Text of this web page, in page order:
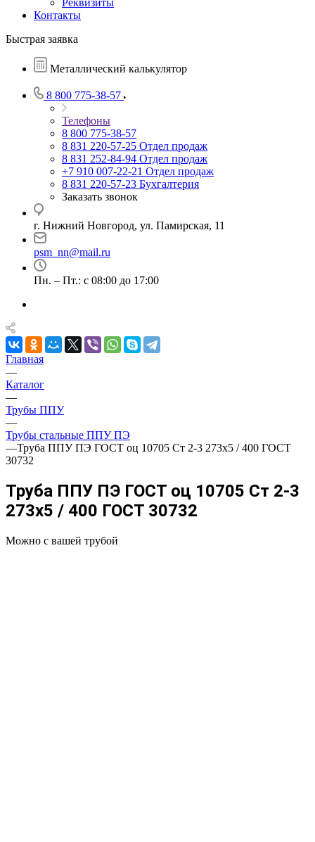
Реквизиты
Контакты
Быстрая заявка
Металлический калькулятор
8 800 775-38-57
Телефоны
8 800 775-38-57
8 831 220-57-25 Отдел продаж
8 831 252-84-94 Отдел продаж
+7 910 007-22-21 Отдел продаж
8 831 220-57-23 Бухгалтерия
Заказать звонок
г. Нижний Новгород, ул. Памирская, 11
psm_nn@mail.ru
Пн. – Пт.: с 08:00 до 17:00
Главная
—
Каталог
—
Трубы ППУ
—
Трубы стальные ППУ ПЭ
—Труба ППУ ПЭ ГОСТ оц 10705 Ст 2-3 273x5 / 400 ГОСТ
30732
Труба ППУ ПЭ ГОСТ оц 10705 Ст 2-3
273x5 / 400 ГОСТ 30732
Можно с вашей трубой